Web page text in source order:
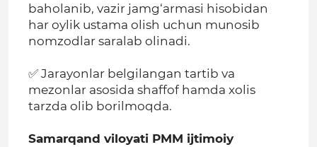
baholanib, vazir jamg‘armasi hisobidan
har oylik ustama olish uchun munosib
nomzodlar saralab olinadi.
✅ Jarayonlar belgilangan tartib va
mezonlar asosida shaffof hamda xolis
tarzda olib borilmoqda.
Samarqand viloyati PMM ijtimoiy